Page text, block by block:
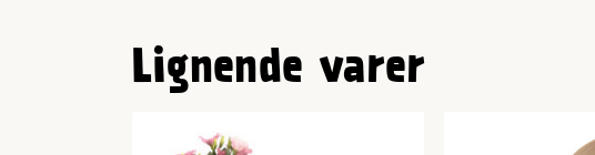
Lignende varer